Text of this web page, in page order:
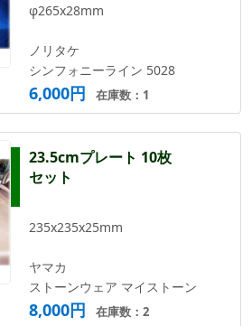
φ265x28mm
ノリタケ
シンフォニーライン 5028
6,000円 在庫数：1
23.5cmプレート 10枚
セット
235x235x25mm
ヤマカ
ストーンウェア マイストーン
8,000円 在庫数：2